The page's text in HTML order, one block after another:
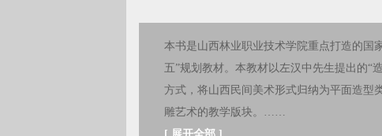
本书是山西林业职业技术学院重点打造的国
五”规划教材。本教材以左汉中先生提出的“
方式，将山西民间美术形式归纳为平面造型
雕艺术的教学版块。……